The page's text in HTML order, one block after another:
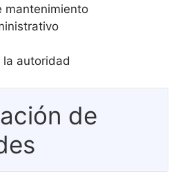
mantenimiento
autoridad
de